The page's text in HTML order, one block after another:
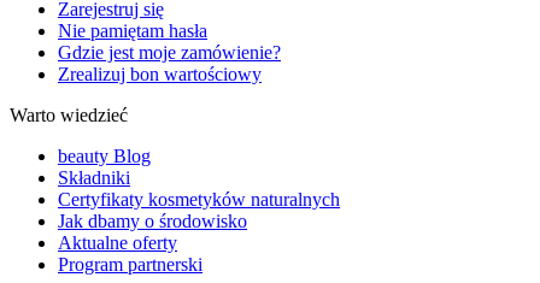
Zarejestruj się
Nie pamiętam hasła
Gdzie jest moje zamówienie?
Zrealizuj bon wartościowy
Warto wiedzieć
beauty Blog
Składniki
Certyfikaty kosmetyków naturalnych
Jak dbamy o środowisko
Aktualne oferty
Program partnerski